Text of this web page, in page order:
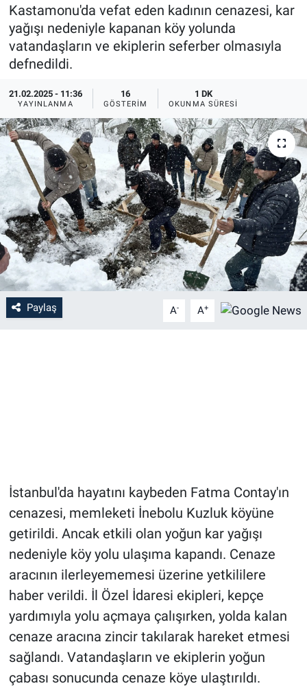
Kastamonu'da vefat eden kadının cenazesi, kar
yağışı nedeniyle kapanan köy yolunda
vatandaşların ve ekiplerin seferber olmasıyla
defnedildi.
21.02.2025 - 11:36
YAYINLANMA
16
GÖSTERIM
1 DK
OKUNMA SÜRESI
Paylaş A- A+
İstanbul'da hayatını kaybeden Fatma Contay'ın
cenazesi, memleketi İnebolu Kuzluk köyüne
getirildi. Ancak etkili olan yoğun kar yağışı
nedeniyle köy yolu ulaşıma kapandı. Cenaze
aracının ilerleyememesi üzerine yetkililere
haber verildi. İl Özel İdaresi ekipleri, kepçe
yardımıyla yolu açmaya çalışırken, yolda kalan
cenaze aracına zincir takılarak hareket etmesi
sağlandı. Vatandaşların ve ekiplerin yoğun
çabası sonucunda cenaze köye ulaştırıldı.